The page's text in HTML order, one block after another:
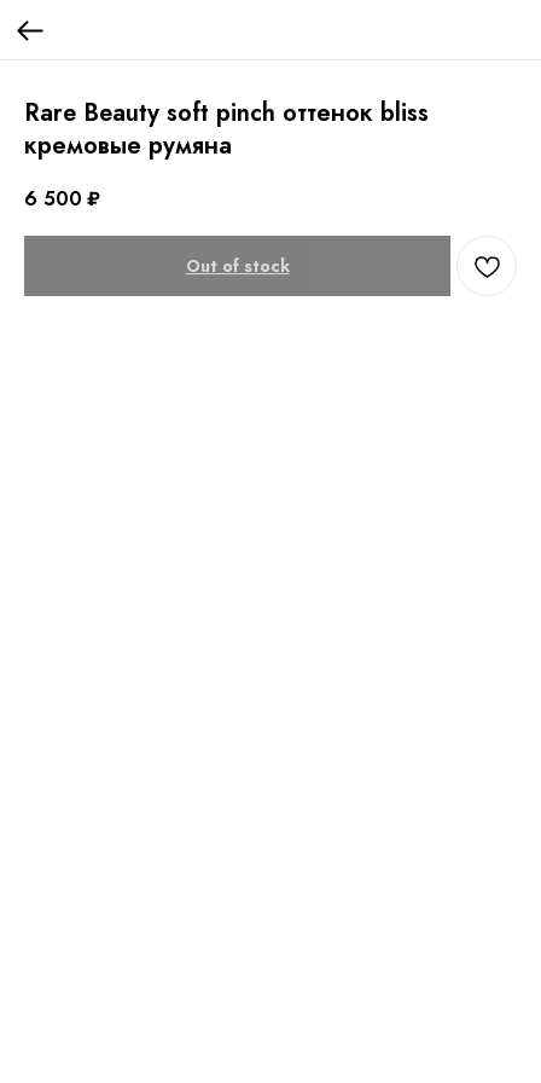
Rare Beauty soft pinch оттенок bliss
кремовые румяна
6 500 ₽
Out of stock